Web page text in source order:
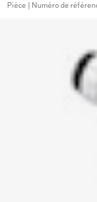
Pièce | Numéro de